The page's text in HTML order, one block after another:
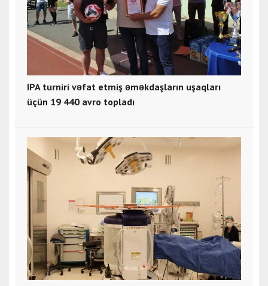
IPA turniri vəfat etmiş əməkdaşların uşaqları
üçün 19 440 avro topladı